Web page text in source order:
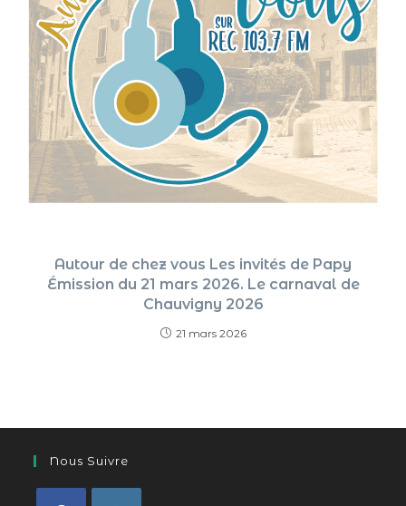
Autour de chez vous Les invités de Papy
Émission du 21 mars 2026. Le carnaval de
Chauvigny 2026
21 mars 2026
Nous Suivre